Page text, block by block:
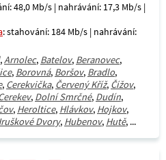
48,0 Mb/s | nahrávání: 17,3 Mb/s |
: stahování: 184 Mb/s | nahrávání:
,Arnolec, Batelov, Beranovec,
, Borovná, Boršov, Bradlo,
, Cerekvička, Červený Kříž, Čížov,
, Dolní Smrčné, Dudín,
, Heroltice, Hlávkov, Hojkov,
Dvory, Hubenov, Hutě, ...